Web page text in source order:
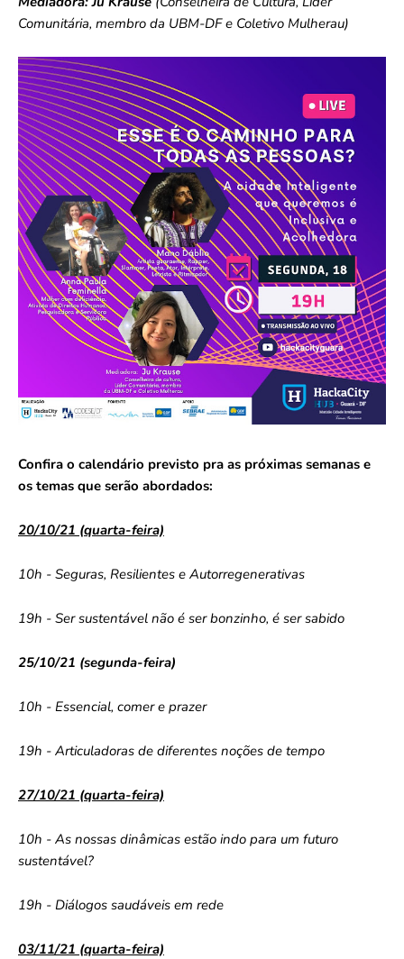
Comunitária, membro da UBM-DF e Coletivo Mulherau)
Confira o calendário previsto pra as próximas semanas e
os temas que serão abordados:
20/10/21 (quarta-feira)
10h - Seguras, Resilientes e Autorregenerativas
19h - Ser sustentável não é ser bonzinho, é ser sabido
25/10/21 (segunda-feira)
10h - Essencial, comer e prazer
19h - Articuladoras de diferentes noções de tempo
27/10/21 (quarta-feira)
10h - As nossas dinâmicas estão indo para um futuro
sustentável?
19h - Diálogos saudáveis em rede
03/11/21 (quarta-feira)